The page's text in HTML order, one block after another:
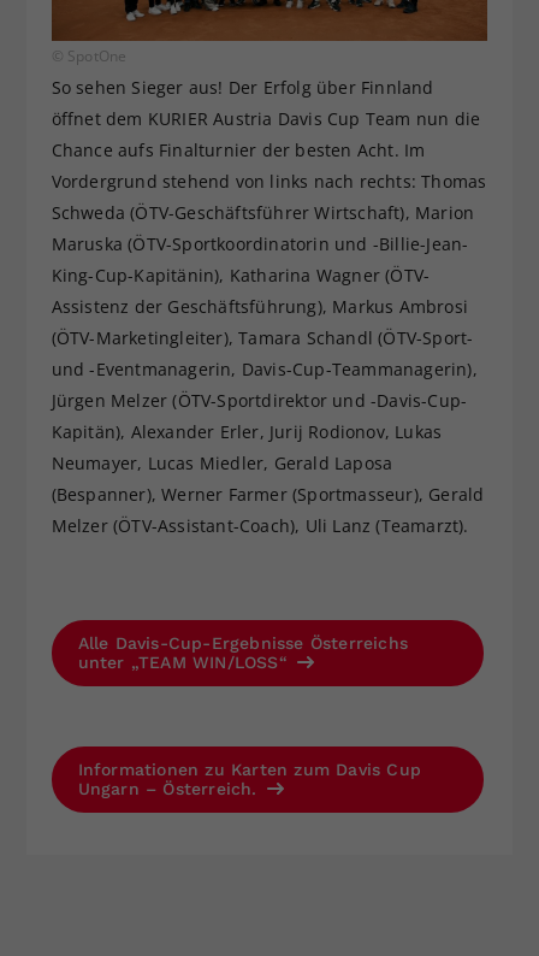
© SpotOne
So sehen Sieger aus! Der Erfolg über Finnland
öffnet dem KURIER Austria Davis Cup Team nun die
Chance aufs Finalturnier der besten Acht. Im
Vordergrund stehend von links nach rechts: Thomas
Schweda (ÖTV-Geschäftsführer Wirtschaft), Marion
Maruska (ÖTV-Sportkoordinatorin und -Billie-Jean-
King-Cup-Kapitänin), Katharina Wagner (ÖTV-
Assistenz der Geschäftsführung), Markus Ambrosi
(ÖTV-Marketingleiter), Tamara Schandl (ÖTV-Sport-
und -Eventmanagerin, Davis-Cup-Teammanagerin),
Jürgen Melzer (ÖTV-Sportdirektor und -Davis-Cup-
Kapitän), Alexander Erler, Jurij Rodionov, Lukas
Neumayer, Lucas Miedler, Gerald Laposa
(Bespanner), Werner Farmer (Sportmasseur), Gerald
Melzer (ÖTV-Assistant-Coach), Uli Lanz (Teamarzt).
Alle Davis-Cup-Ergebnisse Österreichs
unter „TEAM WIN/LOSS“
Informationen zu Karten zum Davis Cup
Ungarn – Österreich.